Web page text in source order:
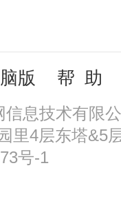
版 帮 助
息技术有限
里4层东塔&5
号-1